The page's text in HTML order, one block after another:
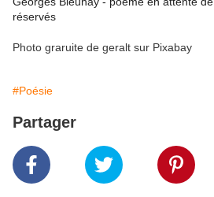
réservés
Photo graruite de geralt sur Pixabay
#Poésie
Partager